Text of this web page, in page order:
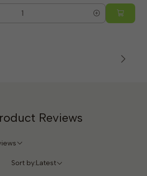
Reviews
Sort by:Latest